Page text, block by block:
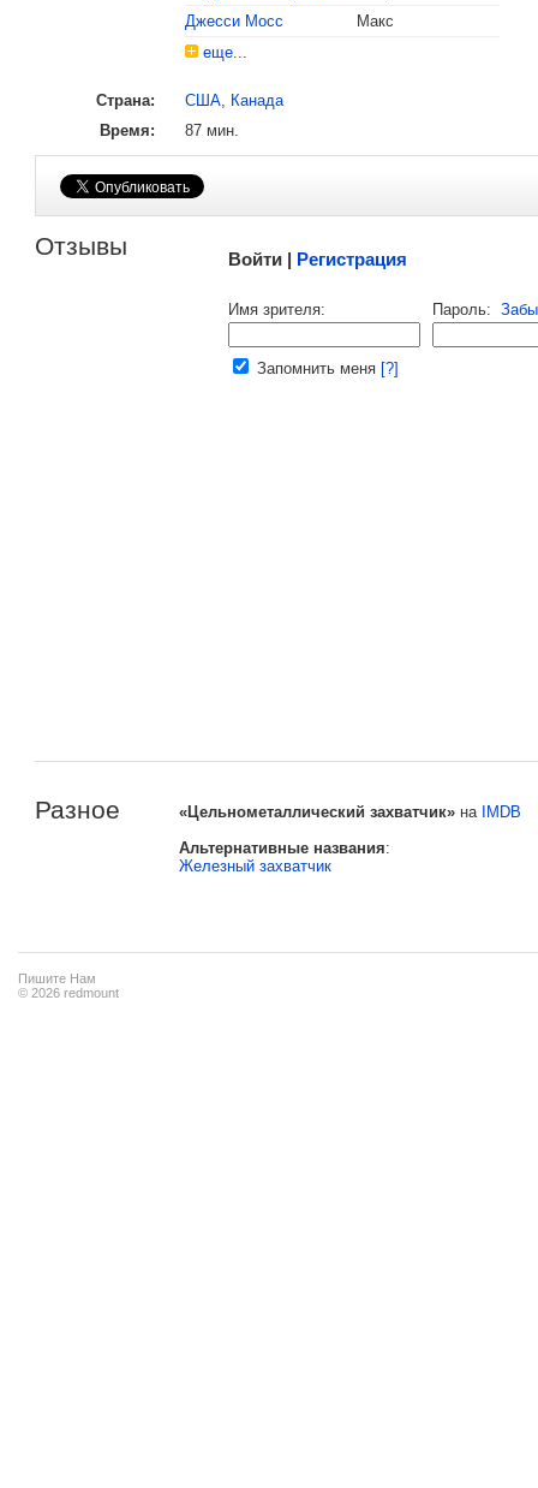
Джесси Мосс
Макс
еще...
Страна: США, Канада
Время:
87 мин.
Отзывы Войти | Регистрация
Имя зрителя: Пароль:
Запомнить меня [?]
Разное «Цельнометаллический захватчик» на IMDB
Альтернативные названия:
Железный захватчик
Пишите Нам
© 2026 redmount